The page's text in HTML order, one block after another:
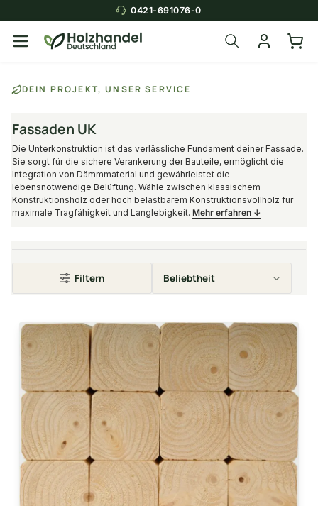
0421-691076-0
DEIN PROJEKT, UNSER SERVICE
Fassaden UK
Die Unterkonstruktion ist das verlässliche Fundament deiner Fassade.
Sie sorgt für die sichere Verankerung der Bauteile, ermöglicht die
Integration von Dämmmaterial und gewährleistet die
lebensnotwendige Belüftung. Wähle zwischen klassischem
Konstruktionsholz oder hoch belastbarem Konstruktionsvollholz für
maximale Tragfähigkeit und Langlebigkeit. Mehr erfahren ↓
Filtern